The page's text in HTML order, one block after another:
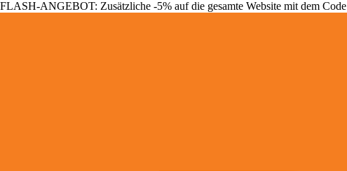
FLASH-ANGEBOT: Zusätzliche -5% auf die gesamte Website mit dem Code